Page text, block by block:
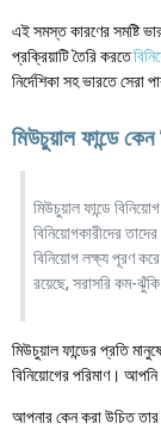
এই সমস্ত কারণের সমষ্টি
প্রক্রিয়াটি তৈরি করতে
নির্দেশিকা সহ ভারতে সেরা
মিউচুয়াল ফান্ডে
মিউচুয়াল ফান্ডে
বিনিয়োগকারীদের
বিনিয়োগ লক্ষ্য পূরণ
রয়েছে, সরাসরি কম-
মিউচুয়াল ফান্ডের প্রতি
বিনিয়োগের পরিমাণ।
আপনার কেন করা উচিত